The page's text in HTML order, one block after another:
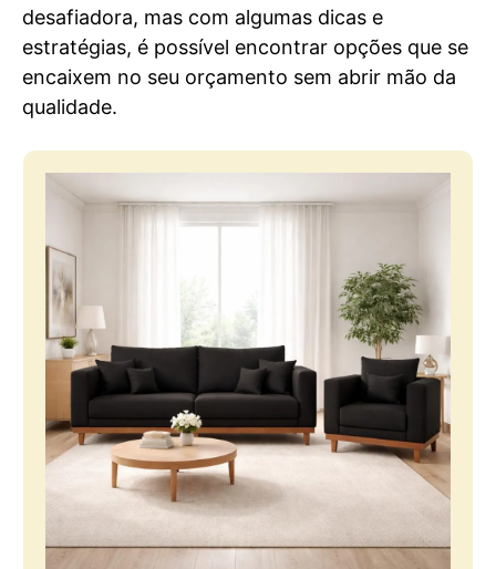
desafiadora, mas com algumas dicas e
estratégias, é possível encontrar opções que se
encaixem no seu orçamento sem abrir mão da
qualidade.